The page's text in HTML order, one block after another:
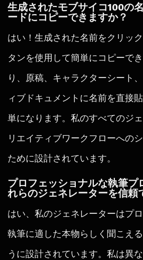
生成されたモブサイコ100の
ードにコピーできますか？
はい！生成された名前をクリッ
タンを使用して簡単にコピーで
り、原稿、キャラクターシート
ィブドキュメントに名前を直接
単になります。私のすべてのジ
リエイティブワークフローへの
ために設計されています。
プロフェッショナルな執筆プ
れらのジェネレーターを信頼
はい、私のジェネレーターはプ
執筆に適した本物らしく聞こえ
うに設計されています。私は異